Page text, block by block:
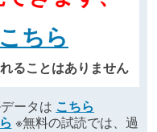
こちら
ることはありません
ータは こちら
※無料の試読では、過